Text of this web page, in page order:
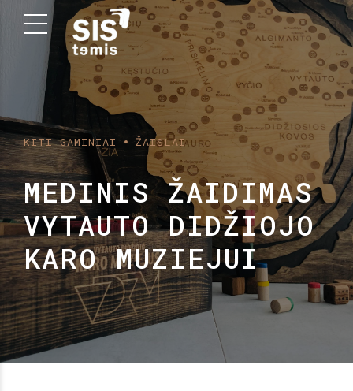
KITI GAMINIAI ŽAISLAI
MEDINIS ŽAIDIMAS
VYTAUTO DIDŽIOJO
KARO MUZIEJUI